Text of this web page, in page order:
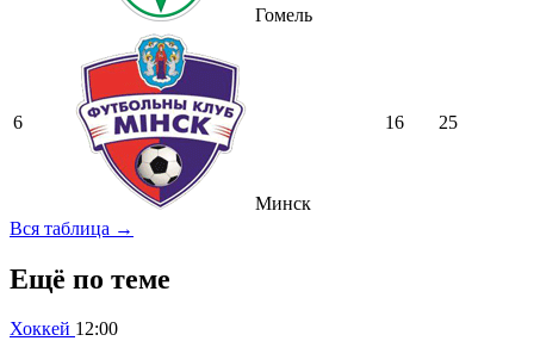
Гомель
6
Минск
16 25
Вся таблица →
Ещё по теме
Хоккей 12:00